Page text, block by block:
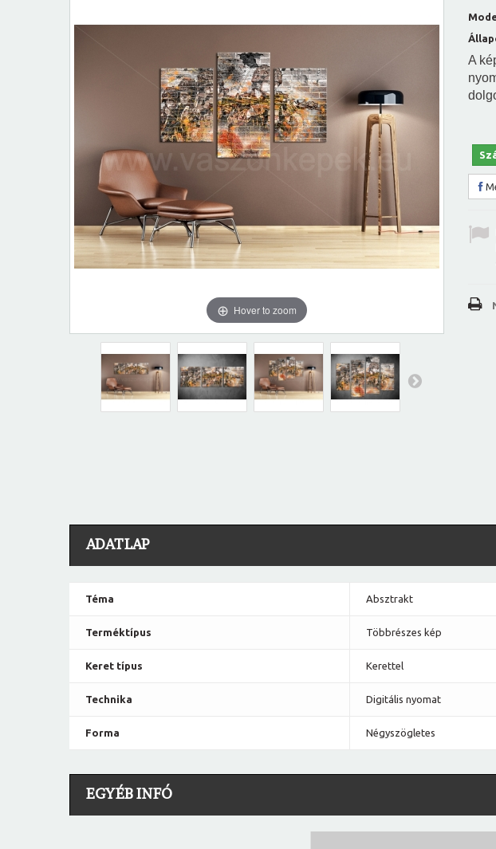
Hover to zoom
A
ADATLAP
Téma Absztrakt
Terméktípus Többrészes kép
Keret típus Kerettel
Technika Digitális nyomat
Forma Négyszögletes
EGYÉB INFÓ